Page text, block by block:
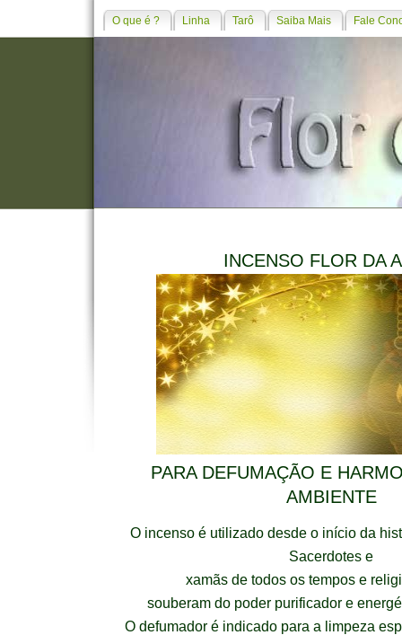
O que é ? Linha Tarô Saiba Mais Fale
INCENSO FLOR DA
PARA DEFUMAÇÃO E
AMBIENTE
O incenso é utilizado desde o início da
Sacerdotes e
xamãs de todos os tempos e
souberam do poder purificador e
O defumador é indicado para a limpeza